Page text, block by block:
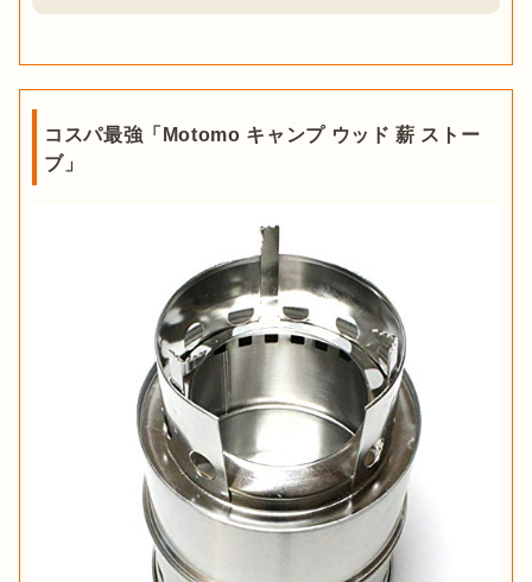
コスパ最強「Motomo キャンプ ウッド 薪 ストー
ブ」